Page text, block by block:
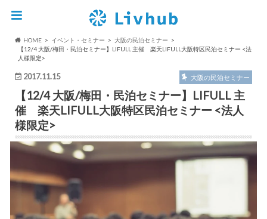
HOME イベント・セミナー
大阪の民泊セミナー
【12/4 大阪/梅田・民泊セミナー】LIFULL 主催 楽天LIFULL大阪特区民泊セミナー <法
人様限定>
2017.11.15 大阪の民泊セミナー
【12/4 大阪/梅田・民泊セミナー】LIFULL 主
催 楽天LIFULL大阪特区民泊セミナー <法人
様限定>